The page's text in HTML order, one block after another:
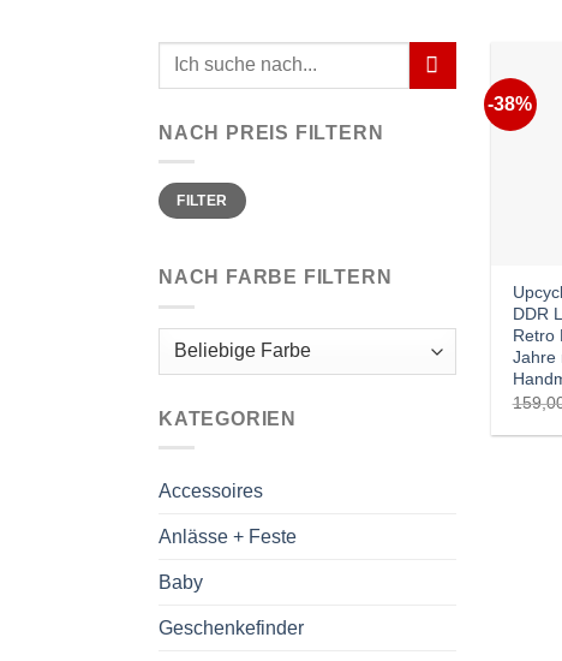
Suchen
NACH PREIS FILTERN
Min.
Preis
Max.
PreisFILTER
NACH FARBE FILTERN
KATEGORIEN
Accessoires
Anlässe + Feste
Baby
Geschenkefinder
-38%
DDR
Retro
Jahre